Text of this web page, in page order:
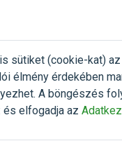
sütiket (cookie-kat)
élmény érdekében
A böngészés
és elfogadja az